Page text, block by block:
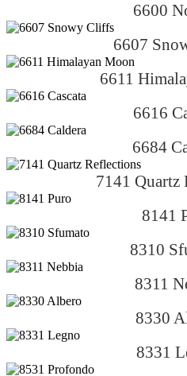
6600
6607
6611
6616
6684
7141 Quartz
8141
8310
8311
8330
8331